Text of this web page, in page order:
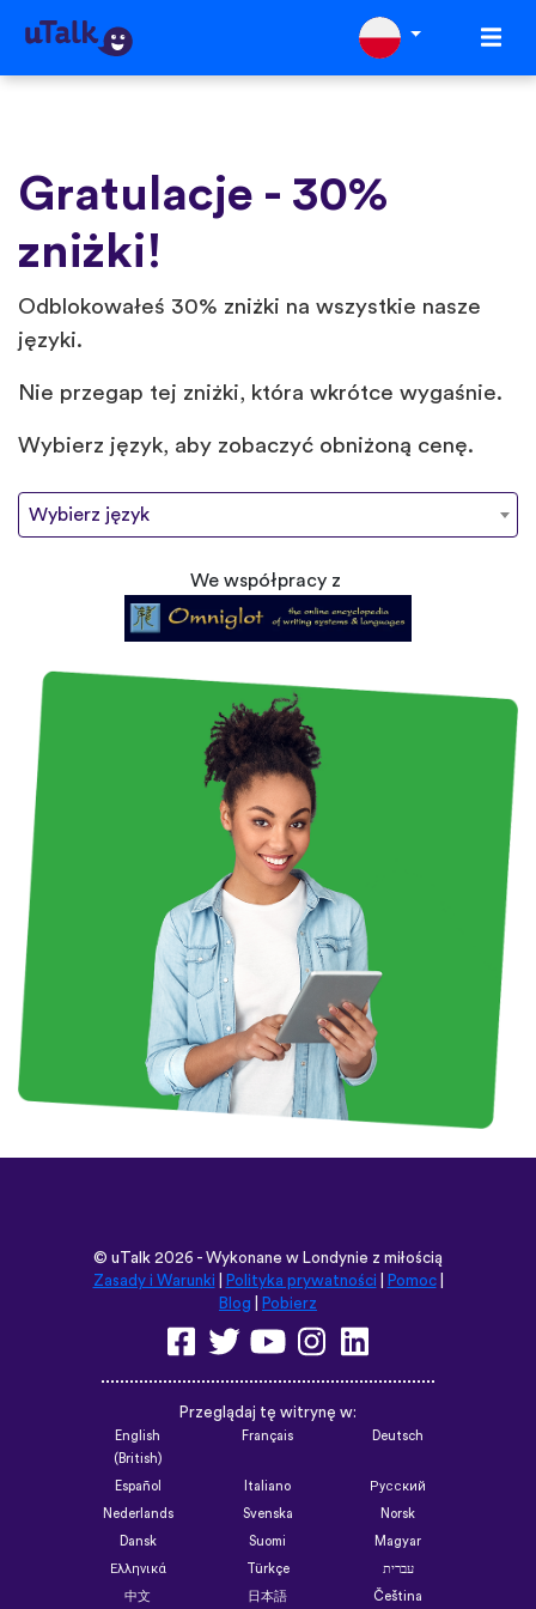
Gratulacje - 30%
zniżki!
Odblokowałeś 30% zniżki na wszystkie nasze
języki.️
Nie przegap tej zniżki, która wkrótce wygaśnie.
Wybierz język, aby zobaczyć obniżoną cenę.
Wybierz język
We współpracy z
© uTalk 2026 - Wykonane w Londynie z miłością
Zasady i Warunki
Polityka prywatności Pomoc|
Blog
Pobierz
Przeglądaj tę witrynę w:
English
(British)
Français Deutsch
Español Italiano Русский
Nederlands Svenska Norsk
Dansk Suomi Magyar
Ελληνικά Türkçe עברית
中文 日本語 Čeština